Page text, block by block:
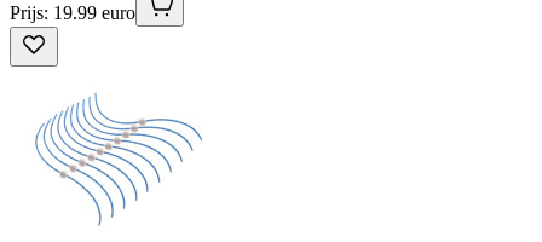
Prijs: 19.99 euro